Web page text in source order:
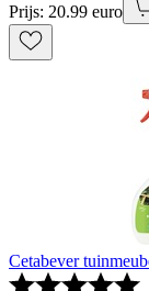
Prijs: 20.99 euro
Cetabever